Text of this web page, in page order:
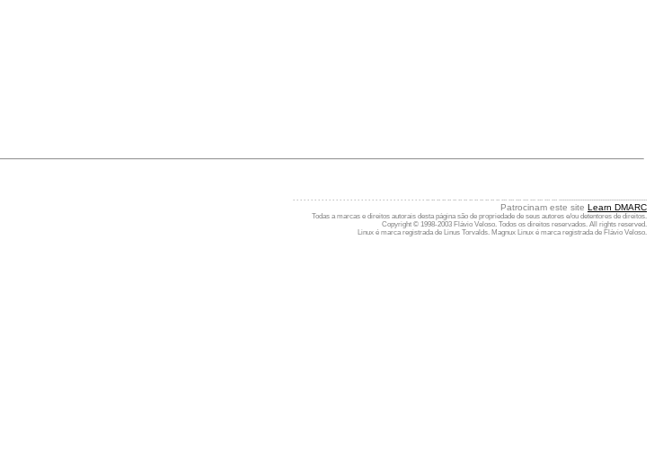
Patrocinam este site Learn DMARC
Todas a marcas e direitos autorais desta página são de propriedade de seus autores e/ou detentores de direitos.
Copyright © 1998-2003 Flávio Veloso. Todos os direitos reservados. All rights reserved.
Linux é marca registrada de Linus Torvalds. Magnux Linux é marca registrada de Flávio Veloso.